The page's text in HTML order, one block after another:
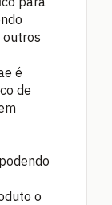
outros
é
de
o